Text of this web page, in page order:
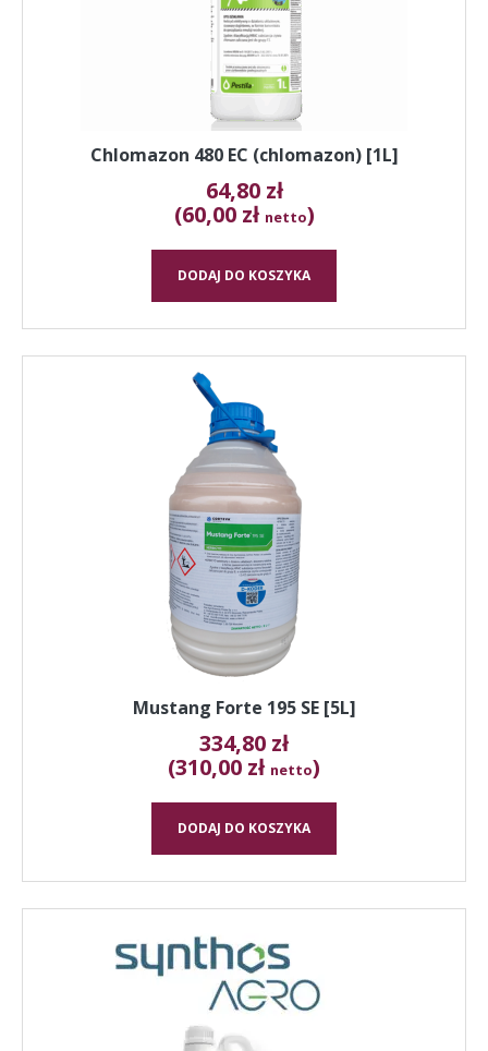
Chlomazon 480 EC (chlomazon) [1L]
64,80 zł
(60,00 zł netto)
DODAJ DO KOSZYKA
Mustang Forte 195 SE [5L]
334,80 zł
(310,00 zł netto)
DODAJ DO KOSZYKA